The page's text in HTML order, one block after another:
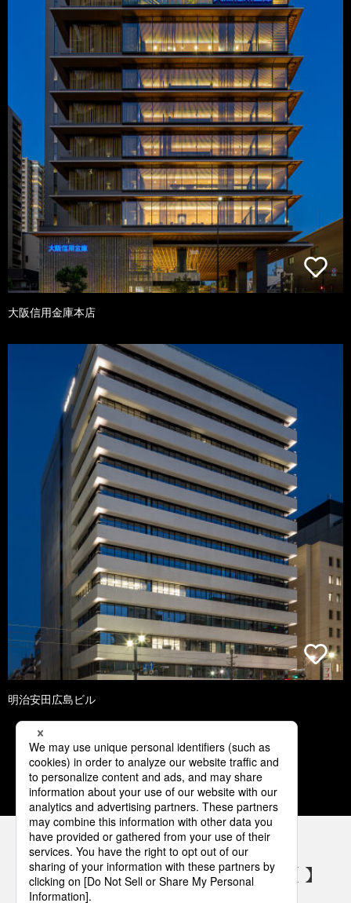
大阪信用金庫本店
明治安田広島ビル
1 2 3 4 5
パナソニックの電気設備 SNSアカウント